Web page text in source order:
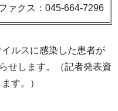
ァクス：045-664-7296
ルスに感染した患者が
せします。（記者発表資
す。）